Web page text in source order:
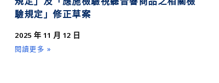
驗規定」修正草案
2025 年 11 月 12 日
閱讀更多 »